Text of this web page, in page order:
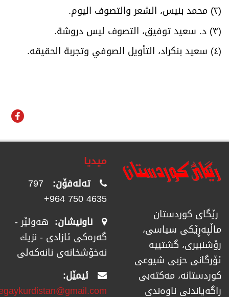
(٢) محمد بنیس، الشعر والتصوف الیوم.
(٣) د. سعید توفیق، التصوف لیس دروشة.
(٤) سعید بنکراد، التأویل الصوفي وتجربة الحقیقە.
رێگای كوردستان
ماڵپەڕێكی سیاسی،
رۆشنبیری، گشتییە
ئۆرگانی حزبی شیوعی
كوردستانە، مەكتەبی
راگەیاندنی ناوەندی
میدیا
تەلەفۆن: 797
4635 750 964+
ناونیشان: هەولێر -
گەرەکی ئازادی - نزیك
نەخۆشخانەی نانەکەلی
ئیمێل: